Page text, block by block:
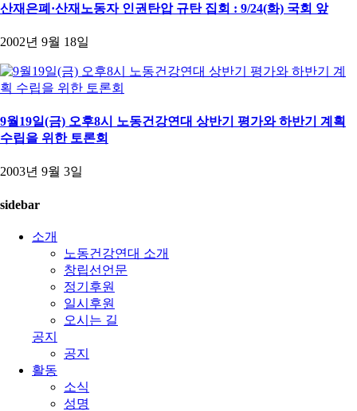
산재은폐·산재노동자 인권탄압 규탄 집회 : 9/24(화) 국회 앞
2002년 9월 18일
9월19일(금) 오후8시 노동건강연대 상반기 평가와 하반기 계획
수립을 위한 토론회
2003년 9월 3일
sidebar
소개
노동건강연대 소개
창립선언문
정기후원
일시후원
오시는 길
공지
공지
활동
소식
성명